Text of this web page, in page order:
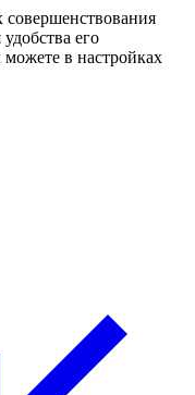
совершенствования
его
в настройках